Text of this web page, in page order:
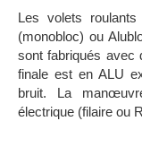
Les volets roulants
(monobloc) ou
sont fabriqués avec
finale est en ALU
bruit. La
électrique (filaire ou